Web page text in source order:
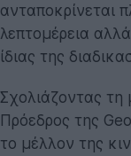
ανταποκρίνεται
λεπτομέρεια
ίδιας της
Σχολιάζοντας
Πρόεδρος της
το μέλλον της